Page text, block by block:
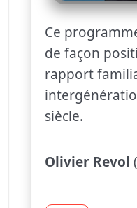
Ce
de façon
rapport
siècle.
Olivier Revol